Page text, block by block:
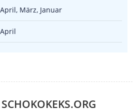
April, März, Januar
April